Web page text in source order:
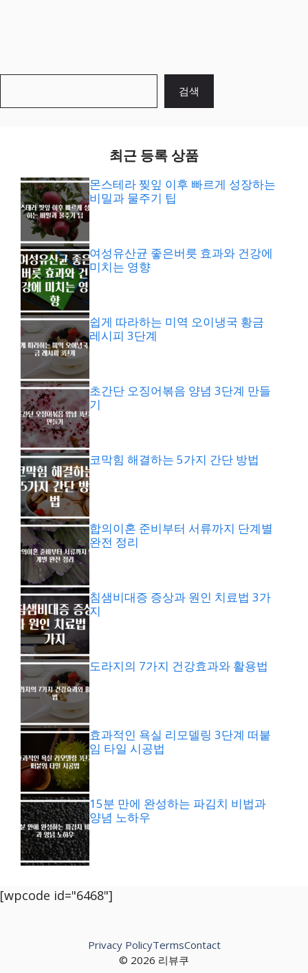
검색
최근 등록 상품
몬스테라 찢잎 이후 빠르게 성장하는
비밀과 물주기 팁
여성유산균 좋은버릇 효과와 건강에
미치는 영향
쉽게 따라하는 미역 오이냉국 황금
레시피 3단계
초간단 오징어볶음 양념 3단계 만들
기
코막힘 해결하는 5가지 간단 방법
합의이혼 준비부터 서류까지 단계별
완전 정리
침샘비대증 증상과 원인 치료법 3가
지
도라지의 7가지 건강효과와 활용법
효과적인 욕실 리모델링 3단계 떠붙
임 타일 시공법
15분 만에 완성하는 파김치 비법과
양념 노하우
[wpcode id="6468"]
© 2026 리뷰쿠
Privacy PolicyTermsContact